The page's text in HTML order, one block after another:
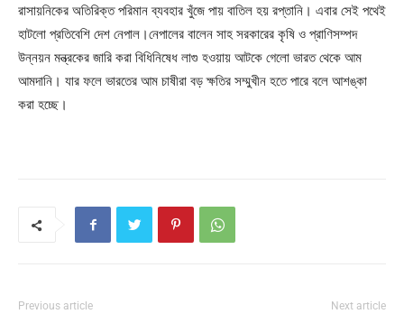
রাসায়নিকের অতিরিক্ত পরিমান ব্যবহার খুঁজে পায় বাতিল হয় রপ্তানি। এবার সেই পথেই
হাটলো প্রতিবেশি দেশ নেপাল।নেপালের বালেন সাহ সরকারের কৃষি ও প্রাণিসম্পদ
উন্নয়ন মন্ত্রকের জারি করা বিধিনিষেধ লাগু হওয়ায় আটকে গেলো ভারত থেকে আম
আমদানি। যার ফলে ভারতের আম চাষীরা বড় ক্ষতির সম্মুখীন হতে পারে বলে আশঙ্কা
করা হচ্ছে।
Previous article Next article